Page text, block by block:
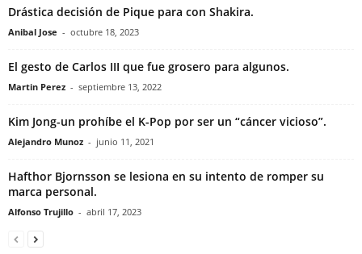
Drástica decisión de Pique para con Shakira.
Anibal Jose - octubre 18, 2023
El gesto de Carlos III que fue grosero para algunos.
Martin Perez - septiembre 13, 2022
Kim Jong-un prohíbe el K-Pop por ser un “cáncer vicioso”.
Alejandro Munoz - junio 11, 2021
Hafthor Bjornsson se lesiona en su intento de romper su
marca personal.
Alfonso Trujillo - abril 17, 2023